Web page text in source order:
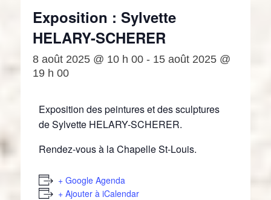
Exposition : Sylvette
HELARY-SCHERER
8 août 2025 @ 10 h 00 - 15 août 2025 @
19 h 00
Exposition des peintures et des sculptures
de Sylvette HELARY-SCHERER.
Rendez-vous à la Chapelle St-Louis.
+ Google Agenda
+ Ajouter à iCalendar